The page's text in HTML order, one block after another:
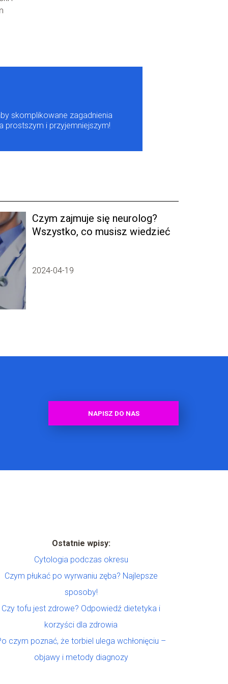
skomplikowane zagadnienia
prostszym i przyjemniejszym!
Czym zajmuje się neurolog?
Wszystko, co musisz wiedzieć
2024-04-19
NAPISZ DO NAS
Ostatnie wpisy:
Cytologia podczas okresu
Czym płukać po wyrwaniu zęba? Najlepsze
sposoby!
Czy tofu jest zdrowe? Odpowiedź dietetyka i
korzyści dla zdrowia
czym poznać, że torbiel ulega wchłonięciu –
objawy i metody diagnozy